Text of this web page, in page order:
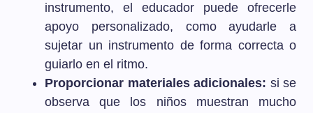
instrumento, el educador puede ofrecerle
apoyo personalizado, como ayudarle a
sujetar un instrumento de forma correcta o
guiarlo en el ritmo.
Proporcionar materiales adicionales: si se
observa que los niños muestran mucho